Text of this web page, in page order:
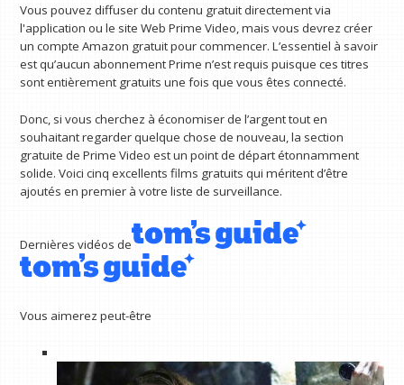
Vous pouvez diffuser du contenu gratuit directement via
l'application ou le site Web Prime Video, mais vous devrez créer
un compte Amazon gratuit pour commencer. L’essentiel à savoir
est qu’aucun abonnement Prime n’est requis puisque ces titres
sont entièrement gratuits une fois que vous êtes connecté.
Donc, si vous cherchez à économiser de l’argent tout en
souhaitant regarder quelque chose de nouveau, la section
gratuite de Prime Video est un point de départ étonnamment
solide. Voici cinq excellents films gratuits qui méritent d’être
ajoutés en premier à votre liste de surveillance.
Dernières vidéos de
Vous aimerez peut-être